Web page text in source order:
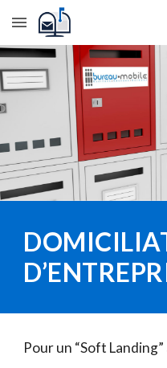
Skip to main content
Pour un “Soft